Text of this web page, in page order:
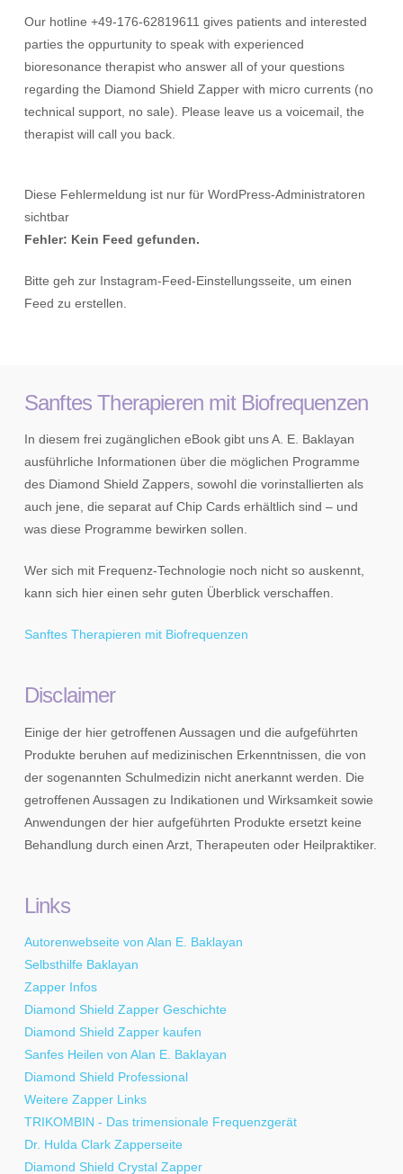
Our hotline +49-176-62819611 gives patients and interested
parties the oppurtunity to speak with experienced
bioresonance therapist who answer all of your questions
regarding the Diamond Shield Zapper with micro currents (no
technical support, no sale). Please leave us a voicemail, the
therapist will call you back.
Diese Fehlermeldung ist nur für WordPress-Administratoren
sichtbar
Fehler: Kein Feed gefunden.
Bitte geh zur Instagram-Feed-Einstellungsseite, um einen
Feed zu erstellen.
Sanftes Therapieren mit Biofrequenzen
In diesem frei zugänglichen eBook gibt uns A. E. Baklayan
ausführliche Informationen über die möglichen Programme
des Diamond Shield Zappers, sowohl die vorinstallierten als
auch jene, die separat auf Chip Cards erhältlich sind – und
was diese Programme bewirken sollen.
Wer sich mit Frequenz-Technologie noch nicht so auskennt,
kann sich hier einen sehr guten Überblick verschaffen.
Sanftes Therapieren mit Biofrequenzen
Disclaimer
Einige der hier getroffenen Aussagen und die aufgeführten
Produkte beruhen auf medizinischen Erkenntnissen, die von
der sogenannten Schulmedizin nicht anerkannt werden. Die
getroffenen Aussagen zu Indikationen und Wirksamkeit sowie
Anwendungen der hier aufgeführten Produkte ersetzt keine
Behandlung durch einen Arzt, Therapeuten oder Heilpraktiker.
Links
Autorenwebseite von Alan E. Baklayan
Selbsthilfe Baklayan
Zapper Infos
Diamond Shield Zapper Geschichte
Diamond Shield Zapper kaufen
Sanfes Heilen von Alan E. Baklayan
Diamond Shield Professional
Weitere Zapper Links
TRIKOMBIN - Das trimensionale Frequenzgerät
Dr. Hulda Clark Zapperseite
Diamond Shield Crystal Zapper